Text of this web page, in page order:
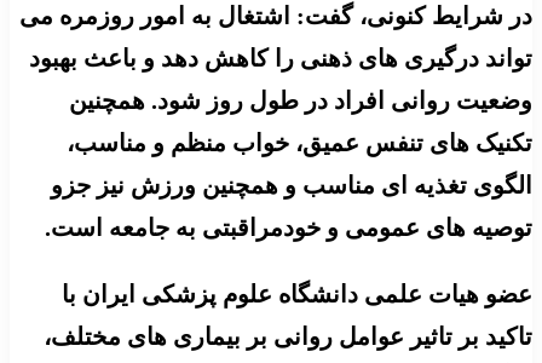
در شرایط کنونی، گفت: اشتغال به امور روزمره می
تواند درگیری های ذهنی را کاهش دهد و باعث بهبود
وضعیت روانی افراد در طول روز شود. همچنین
تکنیک های تنفس عمیق، خواب منظم و مناسب،
الگوی تغذیه ای مناسب و همچنین ورزش نیز جزو
توصیه های عمومی و خودمراقبتی به جامعه است.
عضو هیات علمی دانشگاه علوم پزشکی ایران با
تاکید بر تاثیر عوامل روانی بر بیماری های مختلف،